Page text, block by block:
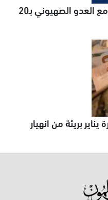
نظام الانقلاب يجهز لصفقة غاز مع العدو الصهيوني بـ20
بريئة من انهيار